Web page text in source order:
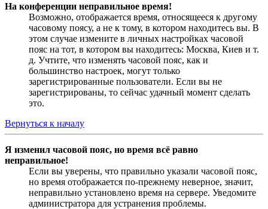
На конференции неправильное время!
Возможно, отображается время, относящееся к другому
часовому поясу, а не к тому, в котором находитесь вы. В
этом случае измените в личных настройках часовой
пояс на тот, в котором вы находитесь: Москва, Киев и т.
д. Учтите, что изменять часовой пояс, как и
большинство настроек, могут только
зарегистрированные пользователи. Если вы не
зарегистрированы, то сейчас удачный момент сделать
это.
Вернуться к началу
Я изменил часовой пояс, но время всё равно
неправильное!
Если вы уверены, что правильно указали часовой пояс,
но время отображается по-прежнему неверное, значит,
неправильно установлено время на сервере. Уведомите
администратора для устранения проблемы.